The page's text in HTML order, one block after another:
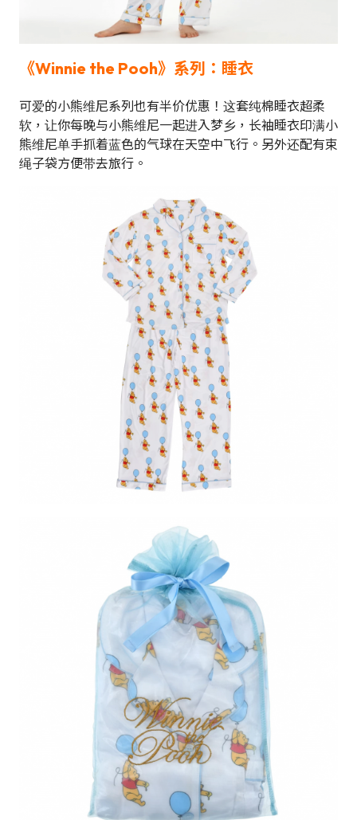
《Winnie the Pooh》系列：睡衣
可爱的小熊维尼系列也有半价优惠！这套纯棉睡衣超柔
软，让你每晚与小熊维尼一起进入梦乡，长袖睡衣印满小
熊维尼单手抓着蓝色的气球在天空中飞行。另外还配有束
绳子袋方便带去旅行。